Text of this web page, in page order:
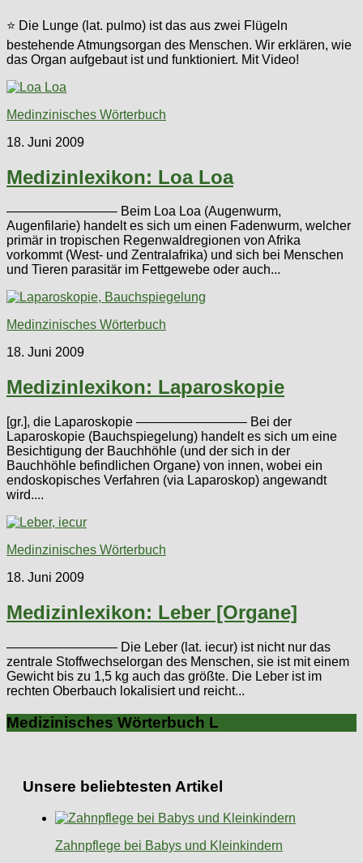
⭐ Die Lunge (lat. pulmo) ist das aus zwei Flügeln
bestehende Atmungsorgan des Menschen. Wir erklären, wie
das Organ aufgebaut ist und funktioniert. Mit Video!
Medinzinisches Wörterbuch
18. Juni 2009
Medizinlexikon: Loa Loa
————————– Beim Loa Loa (Augenwurm,
Augenfilarie) handelt es sich um einen Fadenwurm, welcher
primär in tropischen Regenwaldregionen von Afrika
vorkommt (West- und Zentralafrika) und sich bei Menschen
und Tieren parasitär im Fettgewebe oder auch...
Medinzinisches Wörterbuch
18. Juni 2009
Medizinlexikon: Laparoskopie
[gr.], die Laparoskopie ————————– Bei der
Laparoskopie (Bauchspiegelung) handelt es sich um eine
Besichtigung der Bauchhöhle (und der sich in der
Bauchhöhle befindlichen Organe) von innen, wobei ein
endoskopisches Verfahren (via Laparoskop) angewandt
wird....
Medinzinisches Wörterbuch
18. Juni 2009
Medizinlexikon: Leber [Organe]
————————– Die Leber (lat. iecur) ist nicht nur das
zentrale Stoffwechselorgan des Menschen, sie ist mit einem
Gewicht bis zu 1,5 kg auch das größte. Die Leber ist im
rechten Oberbauch lokalisiert und reicht...
Medizinisches Wörterbuch L
Unsere beliebtesten Artikel
Zahnpflege bei Babys und Kleinkindern